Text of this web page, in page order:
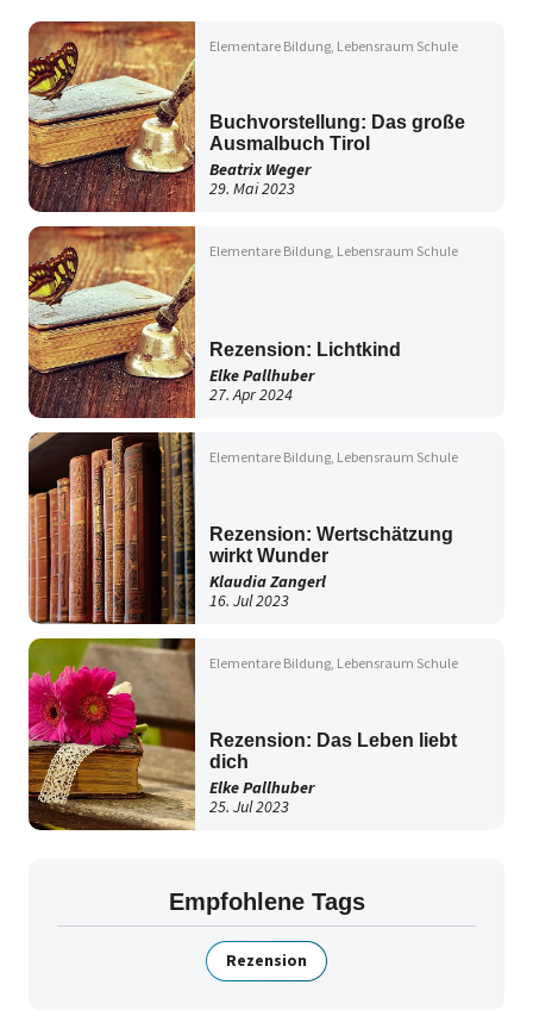
Elementare Bildung Lebensraum Schule
Buchvorstellung: Das große
Ausmalbuch Tirol
Beatrix Weger
29. Mai 2023
Elementare Bildung Lebensraum Schule
Rezension: Lichtkind
Elke Pallhuber
27. Apr 2024
Elementare Bildung Lebensraum Schule
Rezension: Wertschätzung
wirkt Wunder
Klaudia Zangerl
16. Jul 2023
Elementare Bildung Lebensraum Schule
Rezension: Das Leben liebt
dich
Elke Pallhuber
25. Jul 2023
Empfohlene Tags
Rezension